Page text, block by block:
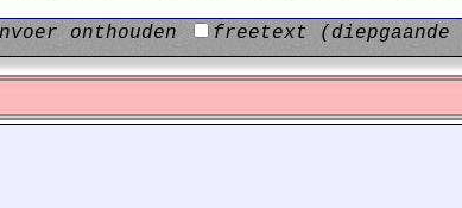
onthouden
freetext (diepgaande